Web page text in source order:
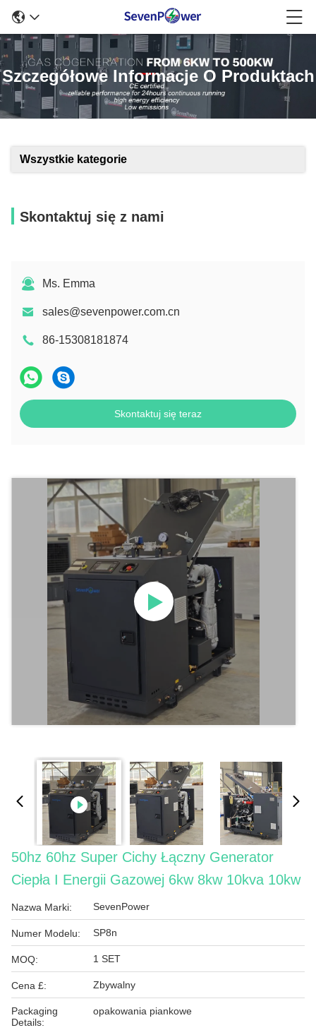
Szczegółowe Informacje O Produktach
Wszystkie kategorie
Skontaktuj się z nami
Ms. Emma
sales@sevenpower.com.cn
86-15308181874
Skontaktuj się teraz
50hz 60hz Super Cichy Łączny Generator
Ciepła I Energii Gazowej 6kw 8kw 10kva 10kw
Nazwa Marki: SevenPower
Numer Modelu: SP8n
MOQ: 1 SET
Cena £: Zbywalny
Packaging
Details:
opakowania piankowe